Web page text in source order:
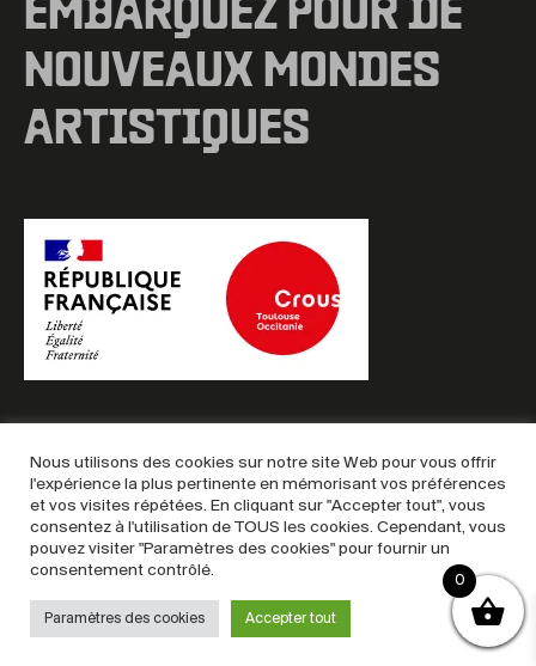
EMBARQUEZ POUR DE
NOUVEAUX MONDES
ARTISTIQUES
Copyright © 2025 – Billetterie MAC
Mentions légales–Politique de confidentialité–CGU &
CGV
Nous utilisons des cookies sur notre site Web pour vous offrir
l'expérience la plus pertinente en mémorisant vos préférences
et vos visites répétées. En cliquant sur "Accepter tout", vous
consentez à l'utilisation de TOUS les cookies. Cependant, vous
pouvez visiter "Paramètres des cookies" pour fournir un
consentement contrôlé.
Paramètres des cookies Accepter tout
0